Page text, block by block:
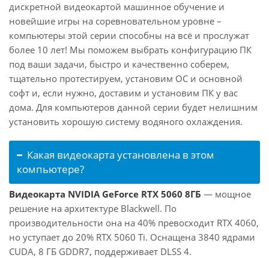
дискретной видеокартой машинное обучение и
новейшие игры на соревновательном уровне –
компьютеры этой серии способны на всё и прослужат
более 10 лет! Мы поможем выбрать конфигурацию ПК
под ваши задачи, быстро и качественно соберем,
тщательно протестируем, установим ОС и основной
софт и, если нужно, доставим и установим ПК у вас
дома. Для компьютеров данной серии будет нелишним
установить хорошую систему водяного охлаждения.
Какая видеокарта установлена в этом
компьютере?
Видеокарта NVIDIA GeForce RTX 5060 8ГБ — мощное
решение на архитектуре Blackwell. По
производительности она на 40% превосходит RTX 4060,
но уступает до 20% RTX 5060 Ti. Оснащена 3840 ядрами
CUDA, 8 ГБ GDDR7, поддерживает DLSS 4.